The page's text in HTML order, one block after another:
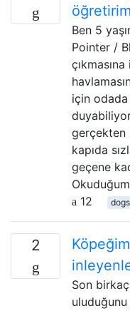
Ben 5
Pointer /
için odada
gerçekten
kapıda
geçene
12
dogs
2
Son